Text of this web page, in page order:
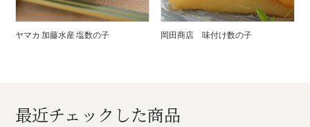
ヤマカ 加藤水産 塩数の子 岡田商店 味付け数の子
最近チェックした商品